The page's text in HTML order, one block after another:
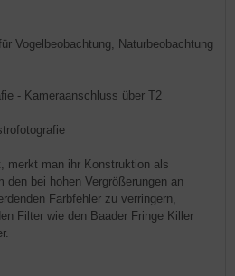
Vogelbeobachtung, Naturbeobachtung
- Kameraanschluss über T2
merkt man ihr Konstruktion als
den bei hohen Vergrößerungen an
Farbfehler zu verringern,
Filter wie den Baader Fringe Killer